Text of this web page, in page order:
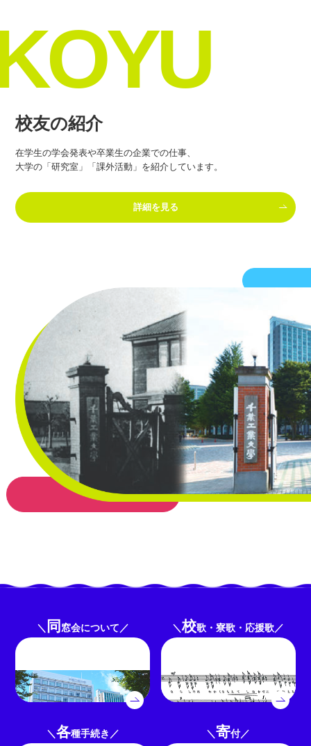
校友の紹介
在学生の学会発表や卒業生の企業での仕事、
大学の「研究室」「課外活動」を紹介しています。
詳細を見る
同 窓会について 校歌・寮歌・応援歌
各種手続き 寄付